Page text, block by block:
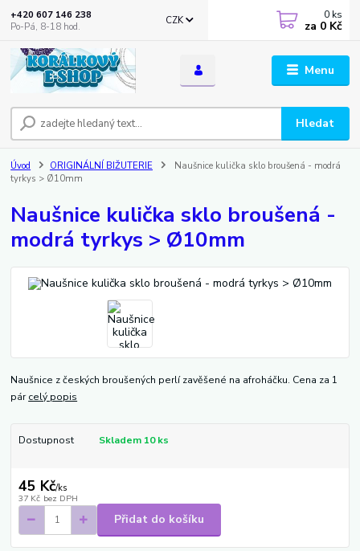
Menu
CZK
Hledat
+420 607 146 238
Po-Pá, 8-18 hod.
0 ks
za 0 Kč
Úvod ORIGINÁLNÍ BIŽUTERIE
Naušnice kulička sklo broušená - modrá
tyrkys > Ø10mm
Naušnice kulička sklo broušená -
modrá tyrkys > Ø10mm
Naušnice z českých broušených perlí zavěšené na afroháčku. Cena za 1
párcelý popis
Dostupnost Skladem 10 ks
45 Kč/ks
37 Kč bez DPH
Přidat do košíku